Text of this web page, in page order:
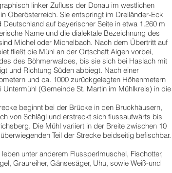
linker Zufluss der Donau im westlichen
Oberösterreich. Sie entspringt im Dreiländer-Eck
auf bayerischer Seite in etwa 1.260 m
Name und die dialektale Bezeichnung des
Michel oder Michelbach. Nach dem Übertritt auf
fließt die Mühl an der Ortschaft Aigen vorbei,
des Böhmerwaldes, bis sie sich bei Haslach mit
und Richtung Süden abbiegt. Nach einer
und ca. 1000 zurückgelegten Höhenmetern
(Gemeinde St. Martin im Mühlkreis) in die
beginnt bei der Brücke in den Bruckhäusern,
von Schlägl und erstreckt sich flussaufwärts bis
Die Mühl variiert in der Breite zwischen 10
Teil der Strecke beidseitig befischbar.
unter anderem Flussperlmuschel, Fischotter,
Graureiher, Gänsesäger, Uhu, sowie Weiß-und